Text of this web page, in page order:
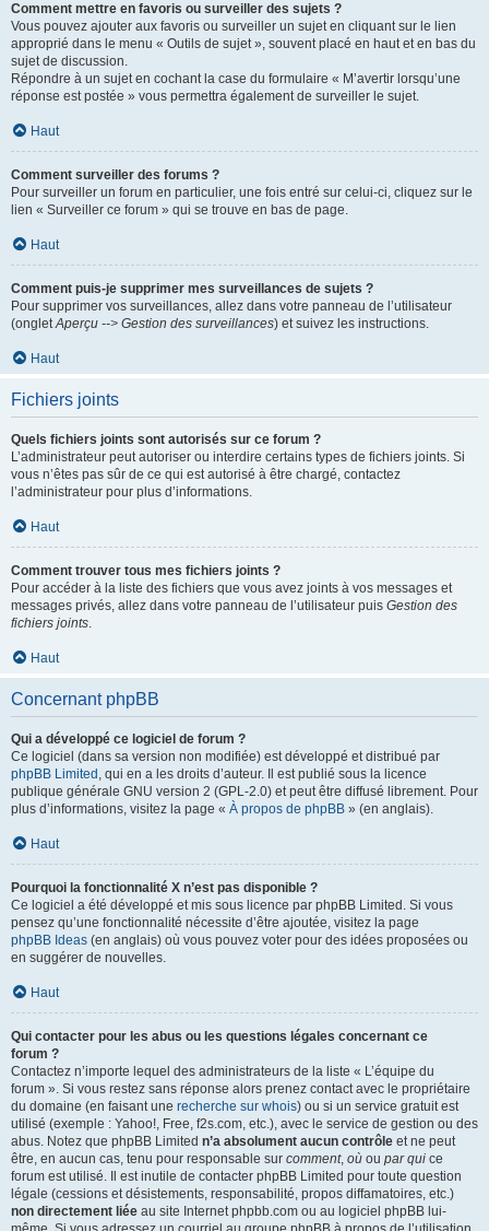
Comment mettre en favoris ou surveiller des sujets ?
Vous pouvez ajouter aux favoris ou surveiller un sujet en cliquant sur le lien
approprié dans le menu « Outils de sujet », souvent placé en haut et en bas du
sujet de discussion.
Répondre à un sujet en cochant la case du formulaire « M’avertir lorsqu’une
réponse est postée » vous permettra également de surveiller le sujet.
Haut
Comment surveiller des forums ?
Pour surveiller un forum en particulier, une fois entré sur celui-ci, cliquez sur le
lien « Surveiller ce forum » qui se trouve en bas de page.
Haut
Comment puis-je supprimer mes surveillances de sujets ?
Pour supprimer vos surveillances, allez dans votre panneau de l’utilisateur
(ongletAperçu --> Gestion des surveillances) et suivez les instructions.
Haut
Fichiers joints
Quels fichiers joints sont autorisés sur ce forum ?
L’administrateur peut autoriser ou interdire certains types de fichiers joints. Si
vous n’êtes pas sûr de ce qui est autorisé à être chargé, contactez
l’administrateur pour plus d’informations.
Haut
Comment trouver tous mes fichiers joints ?
Pour accéder à la liste des fichiers que vous avez joints à vos messages et
messages privés, allez dans votre panneau de l’utilisateur puis Gestion des
fichiers joints.
Haut
Concernant phpBB
Qui a développé ce logiciel de forum ?
Ce logiciel (dans sa version non modifiée) est développé et distribué par
phpBB Limited , qui en a les droits d’auteur. Il est publié sous la licence
publique générale GNU version 2 (GPL-2.0) et peut être diffusé librement. Pour
plus d’informations, visitez la page « À propos de phpBB » (en anglais).
Haut
Pourquoi la fonctionnalité X n’est pas disponible ?
Ce logiciel a été développé et mis sous licence par phpBB Limited. Si vous
pensez qu’une fonctionnalité nécessite d’être ajoutée, visitez la page
phpBB Ideas (en anglais) où vous pouvez voter pour des idées proposées ou
en suggérer de nouvelles.
Haut
Qui contacter pour les abus ou les questions légales concernant ce
forum ?
Contactez n’importe lequel des administrateurs de la liste « L’équipe du
forum ». Si vous restez sans réponse alors prenez contact avec le propriétaire
du domaine (en faisant une recherche sur whois) ou si un service gratuit est
utilisé (exemple : Yahoo!, Free, f2s.com, etc.), avec le service de gestion ou des
abus. Notez que phpBB Limited n’a absolument aucun contrôle et ne peut
être, en aucun cas, tenu pour responsable sur comment, où ou par qui ce
forum est utilisé. Il est inutile de contacter phpBB Limited pour toute question
légale (cessions et désistements, responsabilité, propos diffamatoires, etc.)
non directement liée au site Internet phpbb.com ou au logiciel phpBB lui-